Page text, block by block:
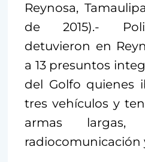
Reynosa,
de 2015).-
detuvieron en
a 13 presuntos
del Golfo quienes
tres vehículos y
armas largas,
radiocomunicación